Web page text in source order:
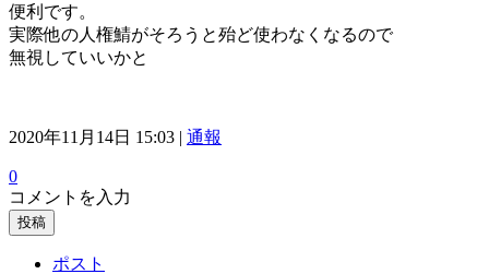
便利です。
実際他の人権鯖がそろうと殆ど使わなくなるので
無視していいかと
2020年11月14日 15:03 | 通報
0
コメントを入力
投稿
ポスト